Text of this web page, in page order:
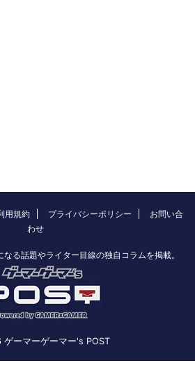
用規約 プライバシーポリシー
お問い合
わせ
る話題やライター目線の独自コラムを掲載。
ーマーゲーマー's POST